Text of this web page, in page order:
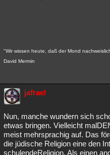
"Wir wissen heute, daß der Mond
David Mermin
jafrael
Nun, manche wundern sich
etwas bringen. Vielleicht
meist mehrsprachig auf. Das
die jüdische Religion eine den
schulendeReligion. Als einen